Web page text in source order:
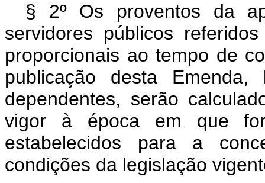
§ 2º Os proventos da
servidores públicos
proporcionais ao tempo de
publicação desta
dependentes, serão
vigor à época em que
estabelecidos para a
condições da legislação